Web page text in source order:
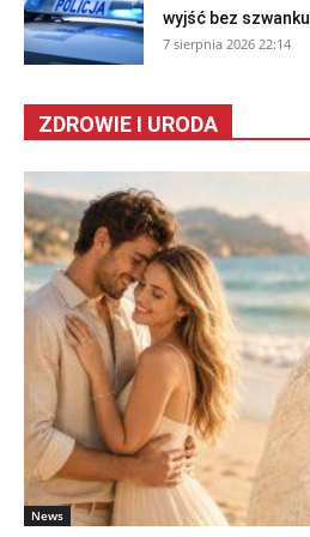
wyjść bez szwanku
7 sierpnia 2026 22:14
ZDROWIE I URODA
News